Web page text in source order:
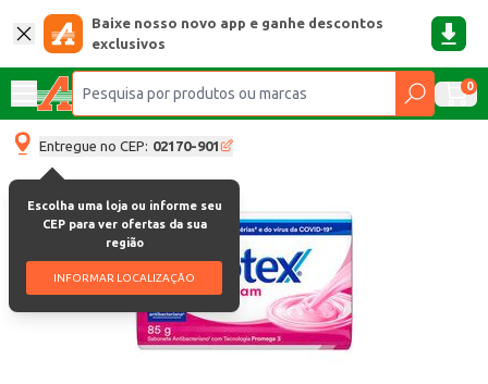
Baixe nosso novo app e ganhe descontos
exclusivos
0
Entregue no CEP: 02170-901
Escolha uma loja ou informe seu
CEP para ver ofertas da sua
região
INFORMAR LOCALIZAÇÃO